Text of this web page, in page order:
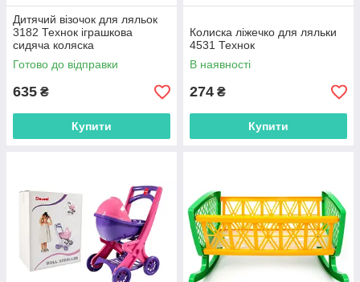
Дитячий візочок для ляльок
3182 Технок іграшкова
сидяча коляска
Готово до відправки
635 ₴
Купити
Колиска ліжечко для ляльки
4531 Технок
В наявності
274 ₴
Купити